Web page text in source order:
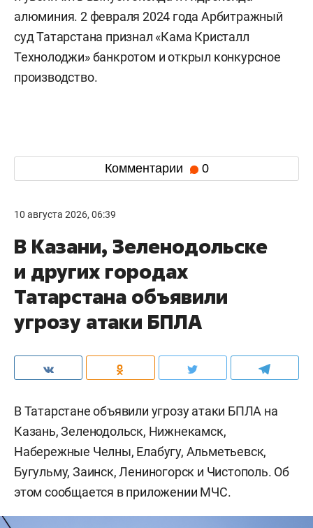
алюминия. 2 февраля 2024 года Арбитражный
суд Татарстана признал «Кама Кристалл
Технолоджи» банкротом и открыл конкурсное
производство.
Комментарии 0
10 августа 2026, 06:39
В Казани, Зеленодольске
и других городах
Татарстана объявили
угрозу атаки БПЛА
В Татарстане объявили угрозу атаки БПЛА на
Казань, Зеленодольск, Нижнекамск,
Набережные Челны, Елабугу, Альметьевск,
Бугульму, Заинск, Лениногорск и Чистополь. Об
этом сообщается в приложении МЧС.